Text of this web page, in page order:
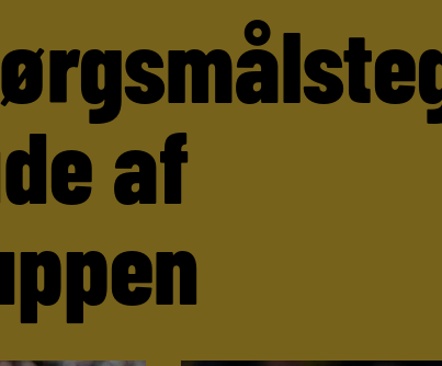
af